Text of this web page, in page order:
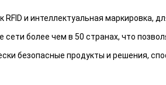
и интеллектуальная маркировка,
более чем в 50 странах, что
безопасные продукты и решения,